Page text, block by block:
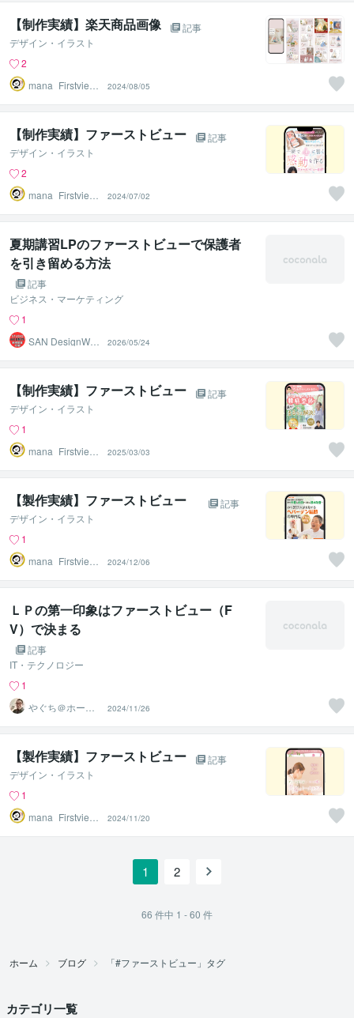
【制作実績】楽天商品画像
記事
デザイン・イラスト
2
mana_Firstview
2024/08/05
【制作実績】ファーストビュー
記事
デザイン・イラスト
2
mana_Firstview
2024/07/02
夏期講習LPのファーストビューで保護者
を引き留める方法
記事
ビジネス・マーケティング
1
SAN DesignWeb
2026/05/24
【制作実績】ファーストビュー
記事
デザイン・イラスト
1
mana_Firstview
2025/03/03
【製作実績】ファーストビュー
記事
デザイン・イラスト
1
mana_Firstview
2024/12/06
ＬＰの第一印象はファーストビュー（F
V）で決まる
記事
IT・テクノロジー
1
やぐち＠ホーム
ページ制作
2024/11/26
【製作実績】ファーストビュー
記事
デザイン・イラスト
1
mana_Firstview
2024/11/20
1 2
66 件中 1 - 60 件
ホーム ブログ 「#ファーストビュー」タグ
カテゴリ一覧